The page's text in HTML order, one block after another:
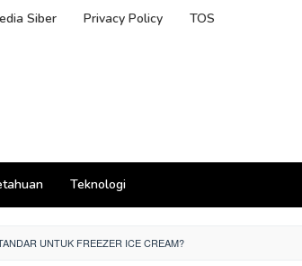
Siber Privacy Policy TOS
Teknologi
UNTUK FREEZER ICE CREAM?